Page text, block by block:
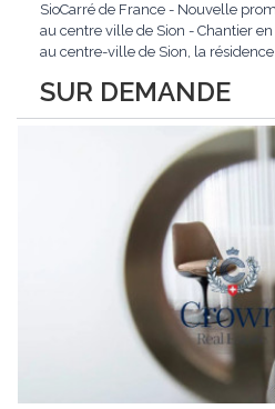
SUR DEMANDE
SioCarré de France - Nouvelle
au centre ville de Sion - Chantier
au centre-ville de Sion, la
contemporaine, qualité de vie et
projet d'envergure comprend 38...